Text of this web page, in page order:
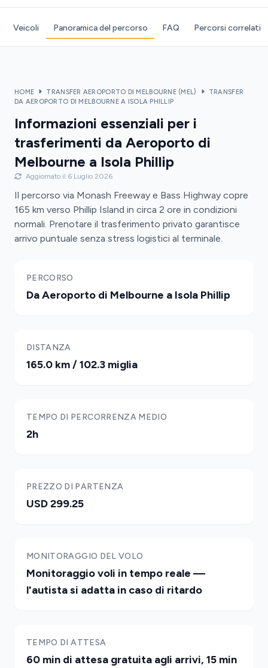
Veicoli Panoramica del percorso FAQ Percorsi correlati
HOME TRANSFER AEROPORTO DI MELBOURNE (MEL)
TRANSFER
DA AEROPORTO DI MELBOURNE A ISOLA PHILLIP
Informazioni essenziali per i
trasferimenti da Aeroporto di
Melbourne a Isola Phillip
Aggiornato il 6 Luglio 2026
Il percorso via Monash Freeway e Bass Highway copre
165 km verso Phillip Island in circa 2 ore in condizioni
normali. Prenotare il trasferimento privato garantisce
arrivo puntuale senza stress logistici al terminale.
PERCORSO
Da Aeroporto di Melbourne a Isola Phillip
DISTANZA
165.0 km / 102.3 miglia
TEMPO DI PERCORRENZA MEDIO
2h
PREZZO DI PARTENZA
USD 299.25
MONITORAGGIO DEL VOLO
Monitoraggio voli in tempo reale —
l'autista si adatta in caso di ritardo
TEMPO DI ATTESA
60 min di attesa gratuita agli arrivi, 15 min